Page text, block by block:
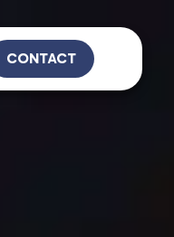
CONTACT